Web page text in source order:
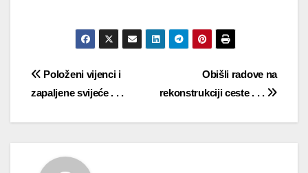
Navigacija
objava
Obišli radove na
rekonstrukciji ceste . . .
Položeni vijenci i
zapaljene svijeće . . .